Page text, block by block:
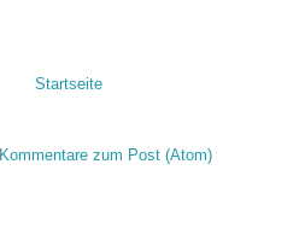
Startseite
Kommentare zum Post (Atom)